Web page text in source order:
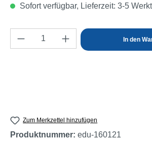
Sofort verfügbar, Lieferzeit: 3-5
Produkt Anzahl: Gib den
In den
Zum Merkzettel hinzufügen
Produktnummer: edu-160121